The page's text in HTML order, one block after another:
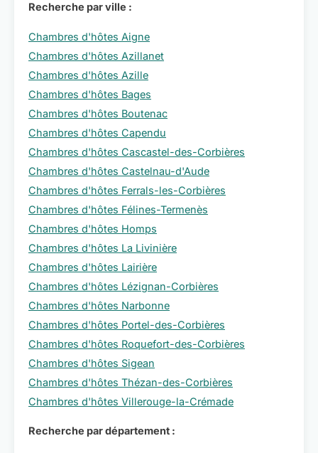
Recherche par ville :
Chambres d'hôtes Aigne
Chambres d'hôtes Azillanet
Chambres d'hôtes Azille
Chambres d'hôtes Bages
Chambres d'hôtes Boutenac
Chambres d'hôtes Capendu
Chambres d'hôtes Cascastel-des-Corbières
Chambres d'hôtes Castelnau-d'Aude
Chambres d'hôtes Ferrals-les-Corbières
Chambres d'hôtes Félines-Termenès
Chambres d'hôtes Homps
Chambres d'hôtes La Livinière
Chambres d'hôtes Lairière
Chambres d'hôtes Lézignan-Corbières
Chambres d'hôtes Narbonne
Chambres d'hôtes Portel-des-Corbières
Chambres d'hôtes Roquefort-des-Corbières
Chambres d'hôtes Sigean
Chambres d'hôtes Thézan-des-Corbières
Chambres d'hôtes Villerouge-la-Crémade
Recherche par département :